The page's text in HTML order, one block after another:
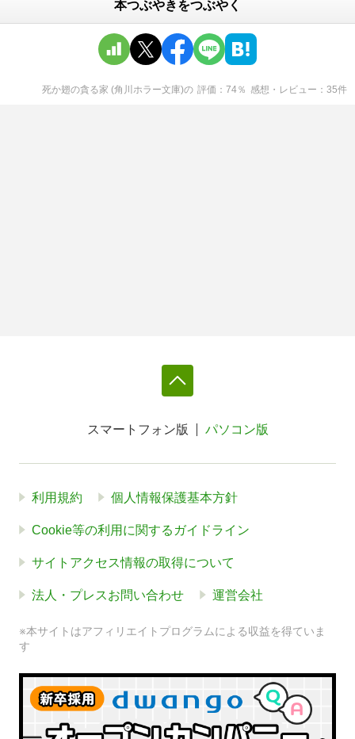
本つぶやきをつぶやく
死か翅の貪る家 (角川ホラー文庫)の 評価 74％ 感想・レビュー 35件
スマートフォン版 パソコン版
利用規約 個人情報保護基本方針
Cookie等の利用に関するガイドライン
サイトアクセス情報の取得について
法人・プレスお問い合わせ 運営会社
※本サイトはアフィリエイトプログラムによる収益を得ていま
す